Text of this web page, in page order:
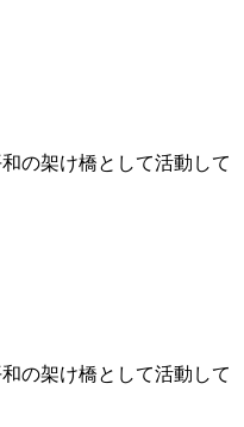
の架け橋として活動して
の架け橋として活動して